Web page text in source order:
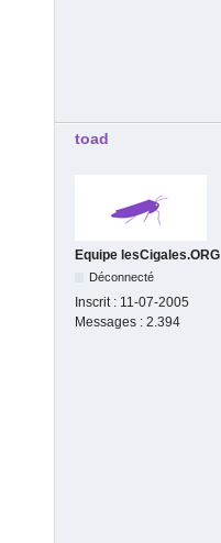
toad
Equipe lesCigales.ORG
Déconnecté
Inscrit : 11-07-2005
Messages : 2.394